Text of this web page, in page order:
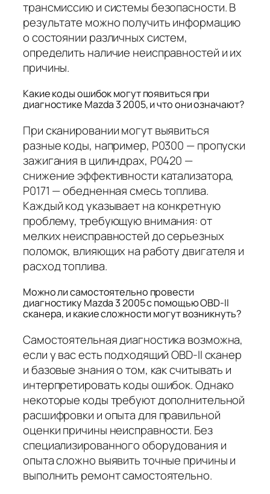
трансмиссию и системы безопасности. В
результате можно получить информацию
о состоянии различных систем,
определить наличие неисправностей и их
причины.
Какие коды ошибок могут появиться при
диагностике Mazda 3 2005, и что они означают?
При сканировании могут выявиться
разные коды, например, P0300 — пропуски
зажигания в цилиндрах, P0420 —
снижение эффективности катализатора,
P0171 — обедненная смесь топлива.
Каждый код указывает на конкретную
проблему, требующую внимания: от
мелких неисправностей до серьезных
поломок, влияющих на работу двигателя и
расход топлива.
Можно ли самостоятельно провести
диагностику Mazda 3 2005 с помощью OBD-II
сканера, и какие сложности могут возникнуть?
Самостоятельная диагностика возможна,
если у вас есть подходящий OBD-II сканер
и базовые знания о том, как считывать и
интерпретировать коды ошибок. Однако
некоторые коды требуют дополнительной
расшифровки и опыта для правильной
оценки причины неисправности. Без
специализированного оборудования и
опыта сложно выявить точные причины и
выполнить ремонт самостоятельно.